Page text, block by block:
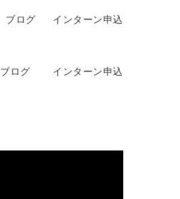
ブログ インターン申込
ブログ インターン申込